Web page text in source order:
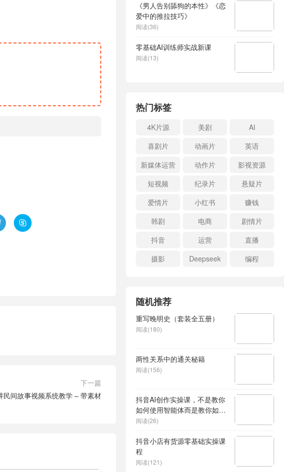

下一篇
民间故事视频系统教学 – 带素材
《男人告别舔狗的本性》《恋
爱中的推拉技巧》
阅读(36)
零基础AI训练师实战新课
阅读(13)
热门标签
4K片源 美剧
AI
喜剧片
动画片
英语
新媒体运营
动作片
影视资源
短视频
纪录片
悬疑片
爱情片
小红书
赚钱
韩剧
电商
剧情片
抖音
运营
直播
摄影
Deepseek 编程
随机推荐
重写晚明史（套装全五册）
阅读(180)
两性关系中的通关秘籍
阅读(156)
抖音AI创作实操课，不是教你
如何使用智能体而是教你如何
利用智能体查现
阅读(26)
抖音小店有货源零基础实操课
程
阅读(121)